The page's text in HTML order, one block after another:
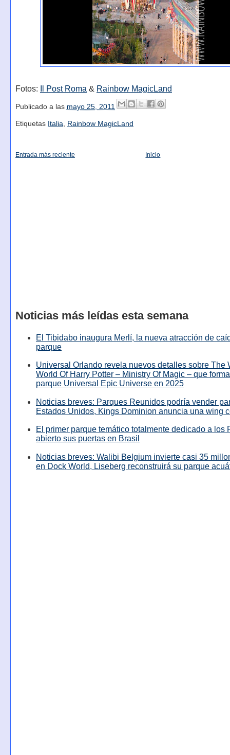
Fotos: Il Post Roma & Rainbow MagicLand
Publicado a las mayo 25, 2011
Etiquetas Italia Rainbow MagicLand
Entrada más reciente Inicio
Noticias más leídas esta semana
El Tibidabo inaugura Merlí, la nueva atracción de
parque
Universal Orlando revela nuevos detalles sobre The
World Of Harry Potter – Ministry Of Magic – que
parque Universal Epic Universe en 2025
Noticias breves: Parques Reunidos podría vender
Estados Unidos, Kings Dominion anuncia una wing
El primer parque temático totalmente dedicado a los
abierto sus puertas en Brasil
Noticias breves: Walibi Belgium invierte casi 35
en Dock World, Liseberg reconstruirá su parque